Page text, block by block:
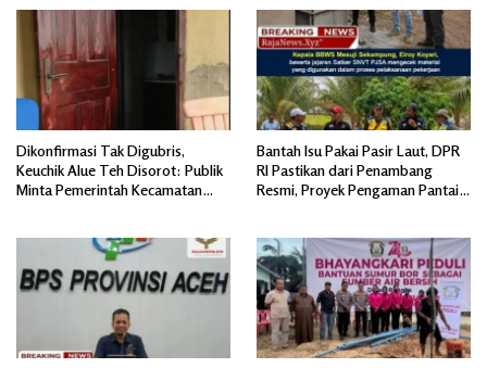
Dikonfirmasi Tak Digubris,
Keuchik Alue Teh Disorot: Publik
Minta Pemerintah Kecamatan
Bantah Isu Pakai Pasir Laut, DPR
RI Pastikan dari Penambang
Resmi, Proyek Pengaman Pantai